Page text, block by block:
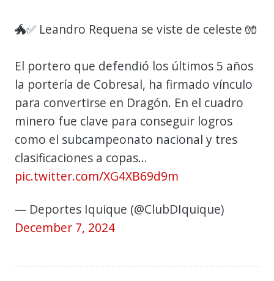
🐲✅ Leandro Requena se viste de celeste 🧤
El portero que defendió los últimos 5 años
la portería de Cobresal, ha firmado vínculo
para convertirse en Dragón. En el cuadro
minero fue clave para conseguir logros
como el subcampeonato nacional y tres
clasificaciones a copas…
pic.twitter.com/XG4XB69d9m
— Deportes Iquique (@ClubDIquique)
December 7, 2024